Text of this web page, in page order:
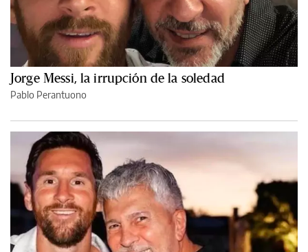
Jorge Messi, la irrupción de la soledad
Pablo Perantuono